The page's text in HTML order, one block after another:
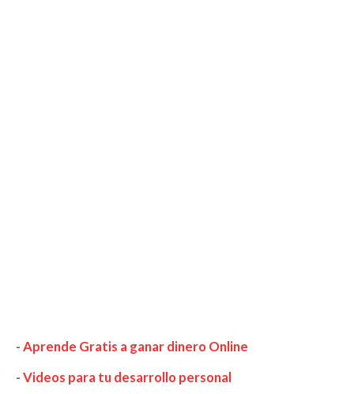
-Aprende Gratis a ganar dinero Online
-Videos para tu desarrollo personal